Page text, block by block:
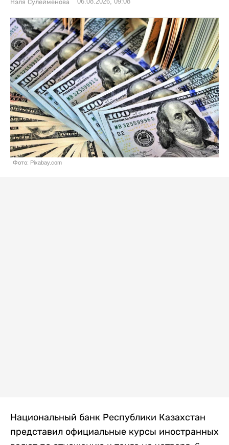
Нэля Сулейменова
Фото: Pixabay.com
Национальный банк Республики Казахстан
представил официальные курсы иностранных